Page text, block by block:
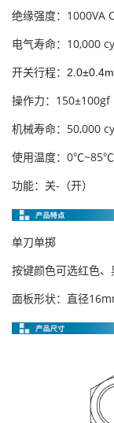
绝缘强度：1000VA
电气寿命：10,000
开关行程：
操作力：150±100gf
机械寿命：50,000
使用温度：0℃~85℃
功能：关-（开）
单刀单掷
按键颜色可选红色
面板形状：直径